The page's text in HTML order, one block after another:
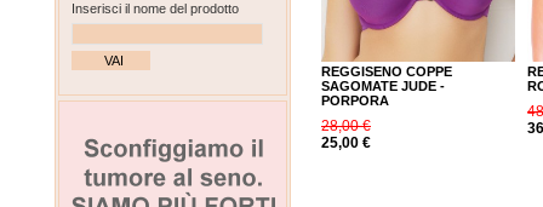
REGGISENO COPPE
SAGOMATE JUDE -
PORPORA
28,00 €
25,00 €
Inserisci il nome del prodotto